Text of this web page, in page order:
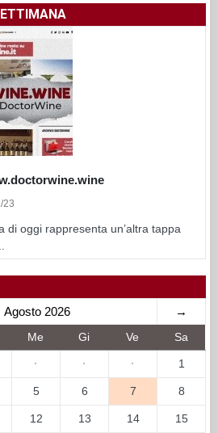
23
di oggi rappresenta un’altra tappa
Agosto 2026 →
Me Gi Ve Sa
· · · 1
5 6 7 8
12 13 14 15